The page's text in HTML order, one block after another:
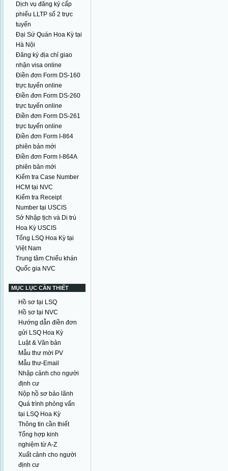
Dịch vụ đăng ký cấp
phiếu LLTP số 2 trực
tuyến
Đại Sứ Quán Hoa Kỳ tại
Hà Nội
Đăng ký địa chỉ giao
nhận visa online
Điền đơn Form DS-160
trực tuyến online
Điền đơn Form DS-260
trực tuyến online
Điền đơn Form DS-261
trực tuyến online
Điền đơn Form I-864
phiên bản mới
Điền đơn Form I-864A
phiên bản mới
Kiểm tra Case Number
HCM tại NVC
Kiểm tra Receipt
Number tại USCIS
Sở Nhập tịch và Di trú
Hoa Kỳ USCIS
Tổng LSQ Hoa Kỳ tại
Việt Nam
Trung tâm Chiếu khán
Quốc gia NVC
MỤC LỤC CẦN THIẾT
Hồ sơ tại LSQ
Hồ sơ tại NVC
Hướng dẫn điền đơn
gửi LSQ Hoa Kỳ
Luật & Văn bản
Mẫu thư mời PV
Mẫu thư-Email
Nhập cảnh cho người
định cư
Nộp hồ sơ bảo lãnh
Quá trình phỏng vấn
tại LSQ Hoa Kỳ
Thông tin cần thiết
Tổng hợp kinh
nghiệm từ A-Z
Xuất cảnh cho người
định cư